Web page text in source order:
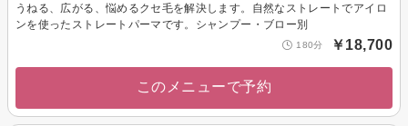
うねる、広がる、悩めるクセ毛を解決します。自然なストレートでアイロ
ンを使ったストレートパーマです。シャンプー・ブロー別
180分 ￥18,700
このメニューで予約